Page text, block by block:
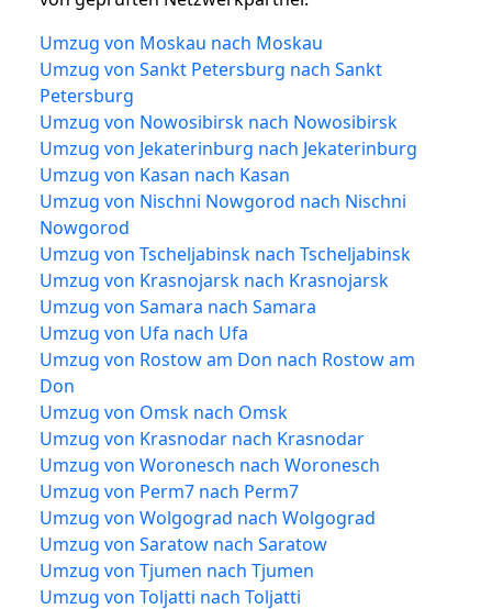
Umzug von Moskau nach Moskau
Umzug von Sankt Petersburg nach Sankt
Petersburg
Umzug von Nowosibirsk nach Nowosibirsk
Umzug von Jekaterinburg nach Jekaterinburg
Umzug von Kasan nach Kasan
Umzug von Nischni Nowgorod nach Nischni
Nowgorod
Umzug von Tscheljabinsk nach Tscheljabinsk
Umzug von Krasnojarsk nach Krasnojarsk
Umzug von Samara nach Samara
Umzug von Ufa nach Ufa
Umzug von Rostow am Don nach Rostow am
Don
Umzug von Omsk nach Omsk
Umzug von Krasnodar nach Krasnodar
Umzug von Woronesch nach Woronesch
Umzug von Perm7 nach Perm7
Umzug von Wolgograd nach Wolgograd
Umzug von Saratow nach Saratow
Umzug von Tjumen nach Tjumen
Umzug von Toljatti nach Toljatti